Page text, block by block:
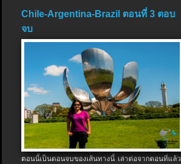
Chile-Argentina-Brazil ตอนที่ 3 ตอบ
จบ
ตอนนี้เป็นตอนจบของเส้นทางนี้ เล่าต่อจากตอนที่แล้ว